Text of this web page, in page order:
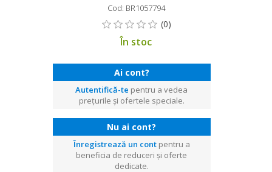
Cod: BR1057794
În stoc
Ai cont?
Autentifică-te pentru a vedea
prețurile și ofertele speciale.
Nu ai cont?
Înregistrează un contpentru a
beneficia de reduceri și oferte
dedicate.